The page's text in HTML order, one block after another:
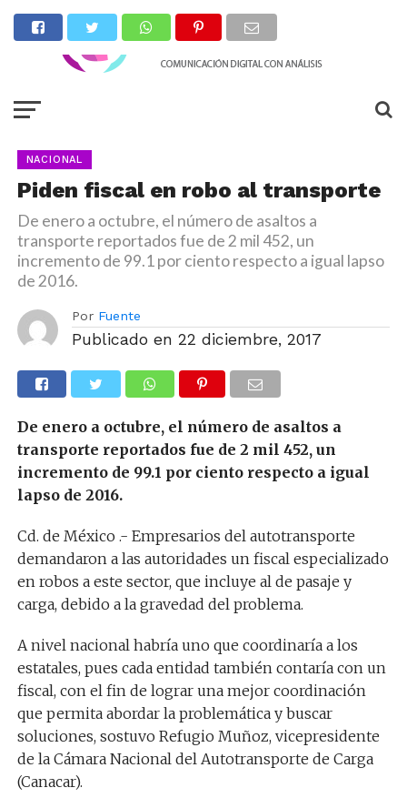
NACIONAL
Piden fiscal en robo al transporte
De enero a octubre, el número de asaltos a
transporte reportados fue de 2 mil 452, un
incremento de 99.1 por ciento respecto a igual lapso
de 2016.
Por Fuente
Publicado en 22 diciembre, 2017
De enero a octubre, el número de asaltos a
transporte reportados fue de 2 mil 452, un
incremento de 99.1 por ciento respecto a igual
lapso de 2016.
Cd. de México .- Empresarios del autotransporte
demandaron a las autoridades un fiscal especializado
en robos a este sector, que incluye al de pasaje y
carga, debido a la gravedad del problema.
A nivel nacional habría uno que coordinaría a los
estatales, pues cada entidad también contaría con un
fiscal, con el fin de lograr una mejor coordinación
que permita abordar la problemática y buscar
soluciones, sostuvo Refugio Muñoz, vicepresidente
de la Cámara Nacional del Autotransporte de Carga
(Canacar).